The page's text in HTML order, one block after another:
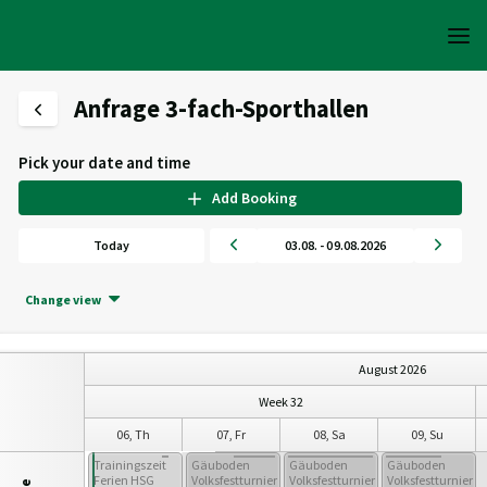
Anfrage 3-fach-Sporthallen
Pick your date and time
Add Booking
Today 03.08. - 09.08.2026
Change view
August 2026
Week 32
06, Th 07, Fr 08, Sa
09, Su
HSG
Trainingszeit
Ferien HSG
Gäuboden
Volksfestturnier
Gäuboden
Volksfestturnier
Gäuboden
Volksfestturnier